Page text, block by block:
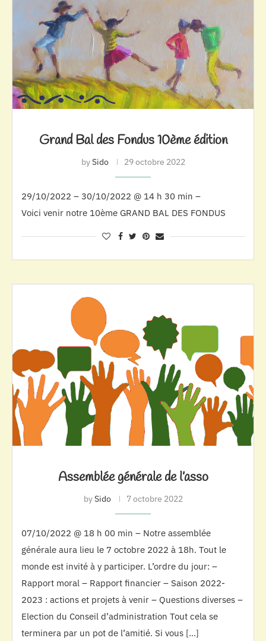
Grand Bal des Fondus 10ème édition
bySido 29 octobre 2022
29/10/2022 – 30/10/2022 @ 14 h 30 min –
Voici venir notre 10ème GRAND BAL DES FONDUS
Assemblée générale de l’asso
bySido 7 octobre 2022
07/10/2022 @ 18 h 00 min – Notre assemblée
générale aura lieu le 7 octobre 2022 à 18h. Tout le
monde est invité à y participer. L’ordre du jour: –
Rapport moral – Rapport financier – Saison 2022-
2023 : actions et projets à venir – Questions diverses –
Election du Conseil d’administration Tout cela se
terminera par un pot de l’amitié. Si vous […]